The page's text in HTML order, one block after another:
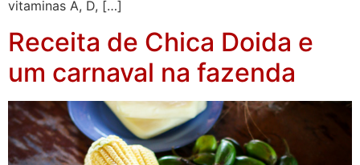
vitaminas A, D, […]
Receita de Chica Doida e
um carnaval na fazenda